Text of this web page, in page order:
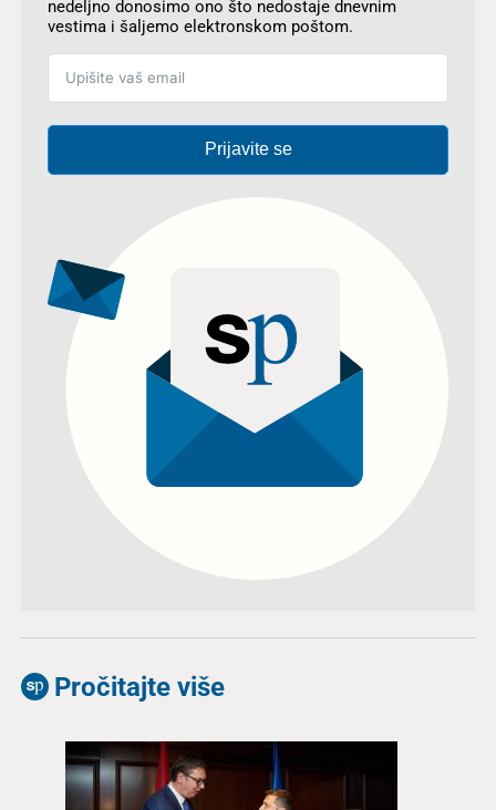
nedeljno donosimo ono što nedostaje dnevnim
vestima i šaljemo elektronskom poštom.
Prijavite se
Pročitajte više